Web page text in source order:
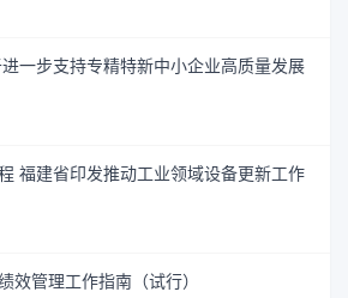
一步支持专精特新中小企业高质量发展
福建省印发推动工业领域设备更新工作
效管理工作指南（试行）